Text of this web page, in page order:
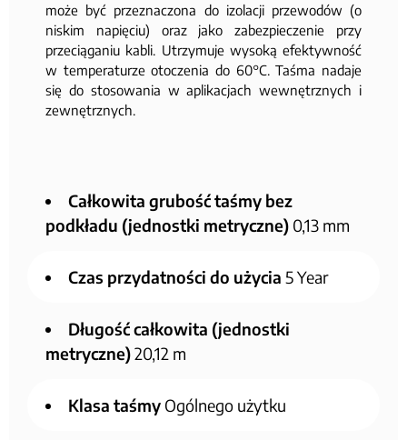
może być przeznaczona do izolacji przewodów (o
niskim napięciu) oraz jako zabezpieczenie przy
przeciąganiu kabli. Utrzymuje wysoką efektywność
w temperaturze otoczenia do 60°C. Taśma nadaje
się do stosowania w aplikacjach wewnętrznych i
zewnętrznych.
Całkowita grubość taśmy bez
podkładu (jednostki metryczne) 0,13 mm
Czas przydatności do użycia 5 Year
Długość całkowita (jednostki
metryczne)20,12 m
Klasa taśmy Ogólnego użytku